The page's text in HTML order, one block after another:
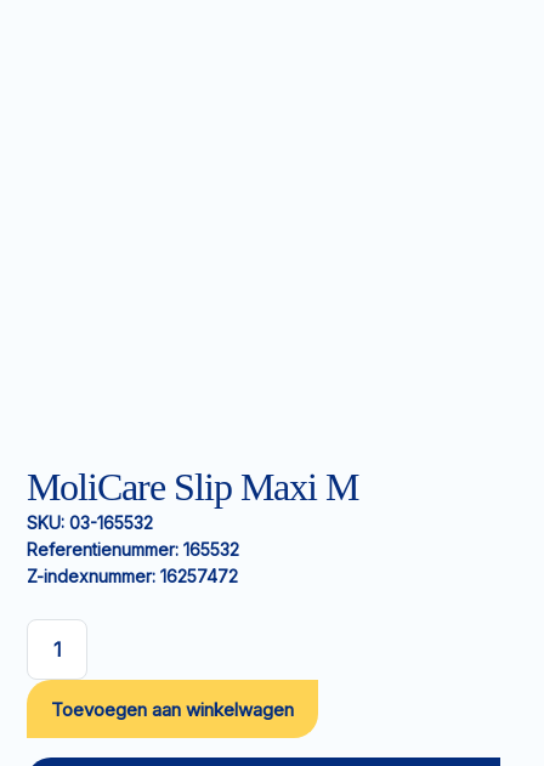
MoliCare Slip Maxi M
SKU: 03-165532
Referentienummer: 165532
Z-indexnummer: 16257472
MoliCare
Slip
Maxi
M
Toevoegen aan winkelwagen